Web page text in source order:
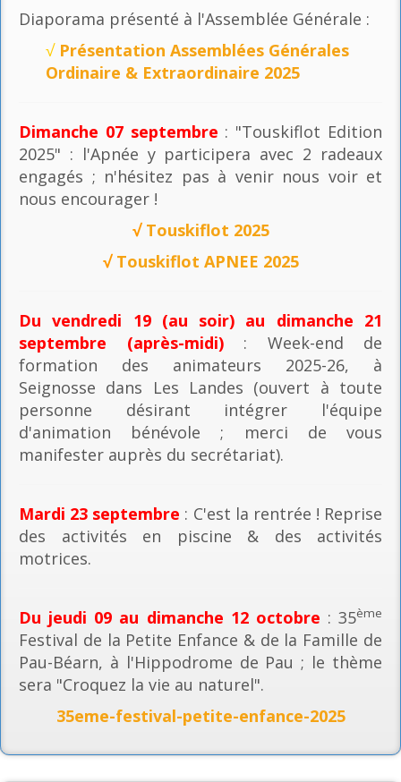
Diaporama présenté à l'Assemblée Générale :
√ Présentation Assemblées Générales
Ordinaire & Extraordinaire 2025
Dimanche 07 septembre : "Touskiflot Edition
2025" : l'Apnée y participera avec 2 radeaux
engagés ; n'hésitez pas à venir nous voir et
nous encourager !
√ Touskiflot 2025
√ Touskiflot APNEE 2025
Du vendredi 19 (au soir) au dimanche 21
septembre (après-midi): Week-end de
formation des animateurs 2025-26, à
Seignosse dans Les Landes (ouvert à toute
personne désirant intégrer l'équipe
d'animation bénévole ; merci de vous
manifester auprès du secrétariat).
Mardi 23 septembre : C'est la rentrée ! Reprise
des activités en piscine & des activités
motrices.
Du jeudi 09 au dimanche 12 octobre : 35ème
Festival de la Petite Enfance & de la Famille de
Pau-Béarn, à l'Hippodrome de Pau ; le thème
sera "Croquez la vie au naturel".
35eme-festival-petite-enfance-2025